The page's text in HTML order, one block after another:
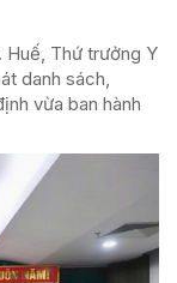
Huế, Thứ trưởng Y
danh sách,
vừa ban hành